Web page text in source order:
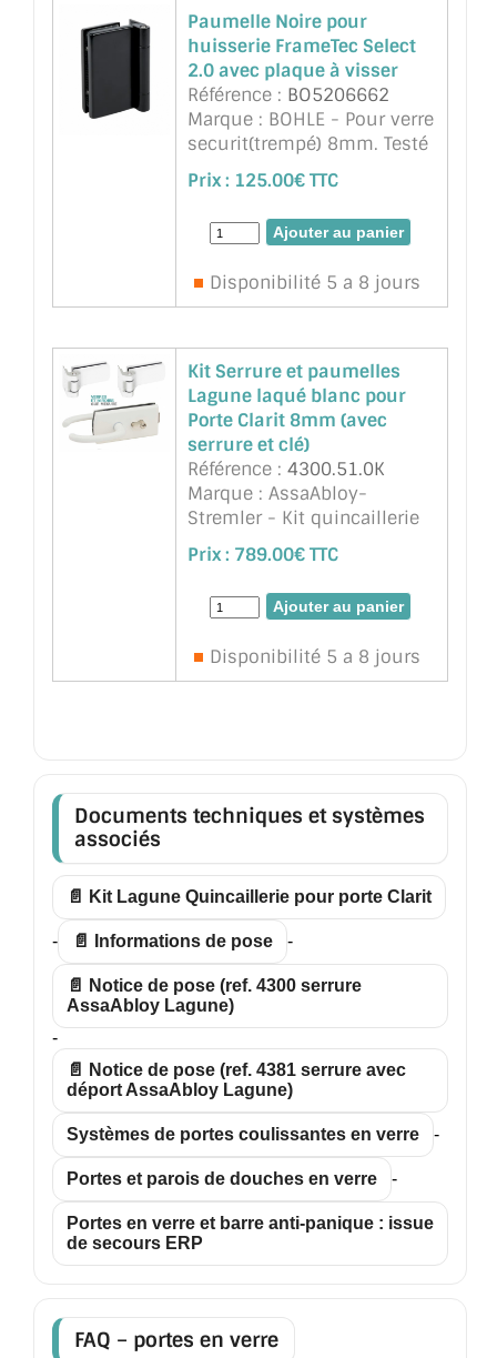
Paumelle Noire pour
huisserie FrameTec Select
2.0 avec plaque à visser
Référence : BO5206662
Marque : BOHLE - Pour verre
securit(trempé) 8mm. Testé
avec 500.000 cycles de
fermeture . Classe de
protection contre la
corrosion 3. Utilisable en
Les paumelles pour portes
...suite
Prix : 125.00€ TTC
Disponibilité 5 a 8 jours
Kit Serrure et paumelles
Lagune laqué blanc pour
Porte Clarit 8mm (avec
serrure et clé)
Référence : 4300.51.0K
Marque : AssaAbloy-
Stremler - Kit quincaillerie
Lagune laqué blanc pour
Porte Clarit épaisseur 8mm ,
ref 4300 Serrure, 2
paumelles ref.4200 (ou
(ref 3206 ou équivalent
Longoni) en ...suite
Prix : 789.00€ TTC
Disponibilité 5 a 8 jours
Documents techniques et systèmes
associés
📄 Kit Lagune Quincaillerie pour porte Clarit
- 📄 Informations de pose -
📄 Notice de pose (ref. 4300 serrure
AssaAbloy Lagune)
-
📄 Notice de pose (ref. 4381 serrure avec
déport AssaAbloy Lagune)
Systèmes de portes coulissantes en verre -
Portes et parois de douches en verre -
Portes en verre et barre anti-panique : issue
de secours ERP
FAQ – portes en verre